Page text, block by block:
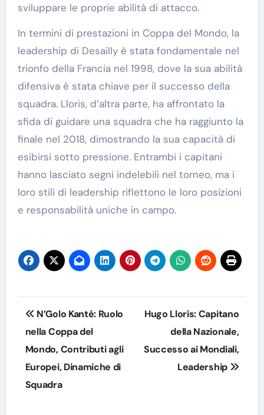
sviluppare le proprie abilità di attacco.
In termini di prestazioni in Coppa del Mondo, la
leadership di Desailly è stata fondamentale nel
trionfo della Francia nel 1998, dove la sua abilità
difensiva è stata chiave per il successo della
squadra. Lloris, d’altra parte, ha affrontato la
sfida di guidare una squadra che ha raggiunto la
finale nel 2018, dimostrando la sua capacità di
esibirsi sotto pressione. Entrambi i capitani
hanno lasciato segni indelebili nel torneo, ma i
loro stili di leadership riflettono le loro posizioni
e responsabilità uniche in campo.
Post
navigation
N’Golo Kanté: Ruolo
nella Coppa del
Mondo, Contributi agli
Europei, Dinamiche di
Squadra
Hugo Lloris: Capitano
della Nazionale,
Successo ai Mondiali,
Leadership